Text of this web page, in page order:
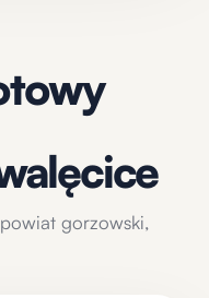
gorzowski,